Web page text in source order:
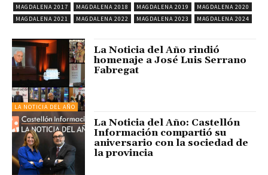
MAGDALENA 2017
MAGDALENA 2018 MAGDALENA 2019
MAGDALENA 2020
MAGDALENA 2021
MAGDALENA 2022 MAGDALENA 2023 MAGDALENA 2024
LA NOTICIA DEL AÑO
La Noticia del Año rindió
homenaje a José Luis Serrano
Fabregat
La Noticia del Año: Castellón
Información compartió su
aniversario con la sociedad de
la provincia